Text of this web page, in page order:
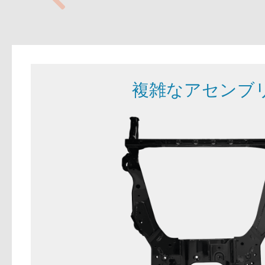
複雑なアセンブ